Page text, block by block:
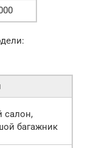
салон,
багажник